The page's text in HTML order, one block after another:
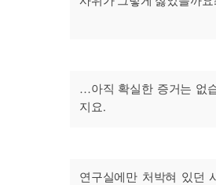
…아직 확실한 증거는 없
지요.
연구실에만 처박혀 있던